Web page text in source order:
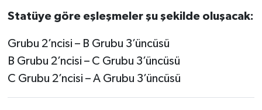
Statüye göre eşleşmeler şu şekilde oluşacak:
Grubu 2’ncisi – B Grubu 3’üncüsü
B Grubu 2’ncisi – C Grubu 3’üncüsü
C Grubu 2’ncisi – A Grubu 3’üncüsü